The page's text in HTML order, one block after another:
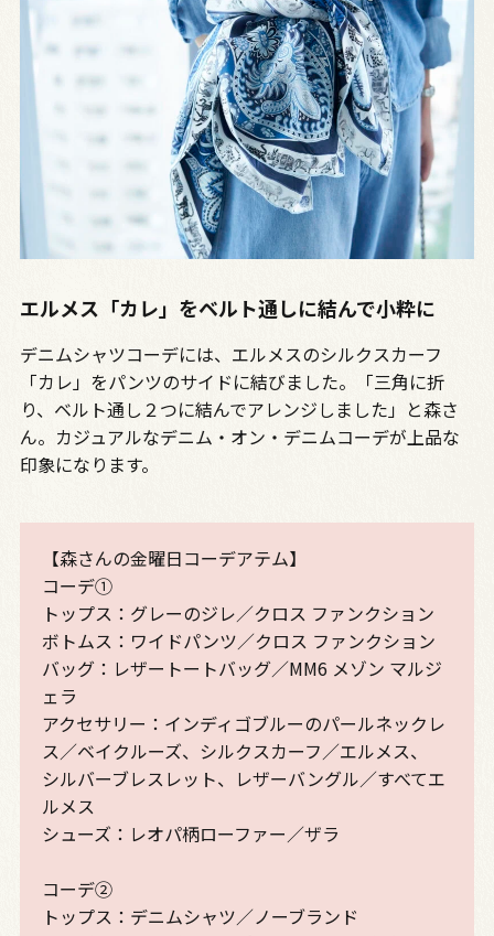
エルメス「カレ」をベルト通しに結んで小粋に
デニムシャツコーデには、エルメスのシルクスカーフ
「カレ」をパンツのサイドに結びました。「三角に折
り、ベルト通し２つに結んでアレンジしました」と森さ
ん。カジュアルなデニム・オン・デニムコーデが上品な
印象になります。
【森さんの金曜日コーデアテム】
コーデ①
トップス：グレーのジレ／クロス ファンクション
ボトムス：ワイドパンツ／クロス ファンクション
バッグ：レザートートバッグ／MM6 メゾン マルジ
ェラ
アクセサリー：インディゴブルーのパールネックレ
ス／ベイクルーズ、シルクスカーフ／エルメス、
シルバーブレスレット、レザーバングル／すべてエ
ルメス
シューズ：レオパ柄ローファー／ザラ
コーデ②
トップス：デニムシャツ／ノーブランド